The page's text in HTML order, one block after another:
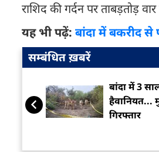
राशिद की गर्दन पर ताबड़तोड़
यह भी पढ़ें: बांदा में बकरीद से
सम्बंधित ख़बरें
बांदा में 3
हैवानियत...
गिरफ्तार